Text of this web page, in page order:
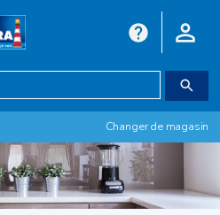
Changer de magasin